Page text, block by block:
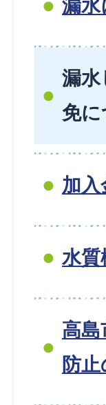
漏水
漏水
免に
加入
水質
高島
防